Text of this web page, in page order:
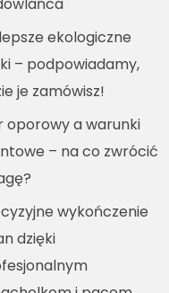
ekologiczne
– podpowiadamy,
je zamówisz!
oporowy a warunki
– na co zwrócić
wykończenie
dzięki